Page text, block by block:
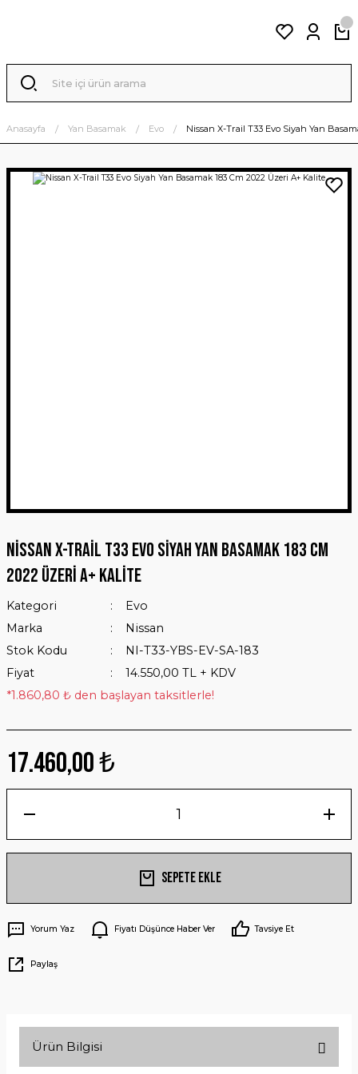
Anasayfa Yan Basamak Evo Nissan X-Trail T33 Evo Siyah Yan
Nissan X-Trail T33 Evo Siyah Yan Basamak 183 Cm
2022 Üzeri A+ Kalite
Kategori
Evo
Marka
Nissan
Stok Kodu
NI-T33-YBS-EV-SA-183
Fiyat
14.550,00 TL + KDV
*1.860,80 ₺ den başlayan taksitlerle!
17.460,00 ₺
Sepete Ekle
Yorum Yaz Fiyatı Düşünce Haber Ver Tavsiye Et
Paylaş
Ürün Bilgisi